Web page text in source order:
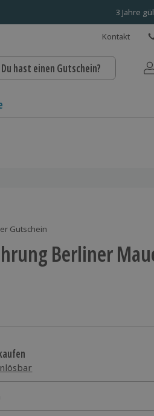
3 Jahre
Kontakt
Du hast einen Gutschein?
Gutschein
Berliner